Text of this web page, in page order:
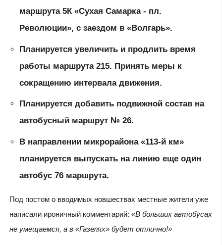
маршрута 5К «Сухая Самарка - пл.
Революции», с заездом в «Волгарь».
Планируется увеличить и продлить время
работы маршрута 215. Принять меры к
сокращению интервала движения.
Планируется добавить подвижной состав на
автобусный маршрут № 26.
В направлении микрорайона «113-й км»
планируется выпускать на линию еще один
автобус 76 маршрута.
Под постом о вводимых новшествах местные жители уже
написали ироничный комментарий: «В больших автобусах
не умещаемся, а в «Газелях» будет отлично!»